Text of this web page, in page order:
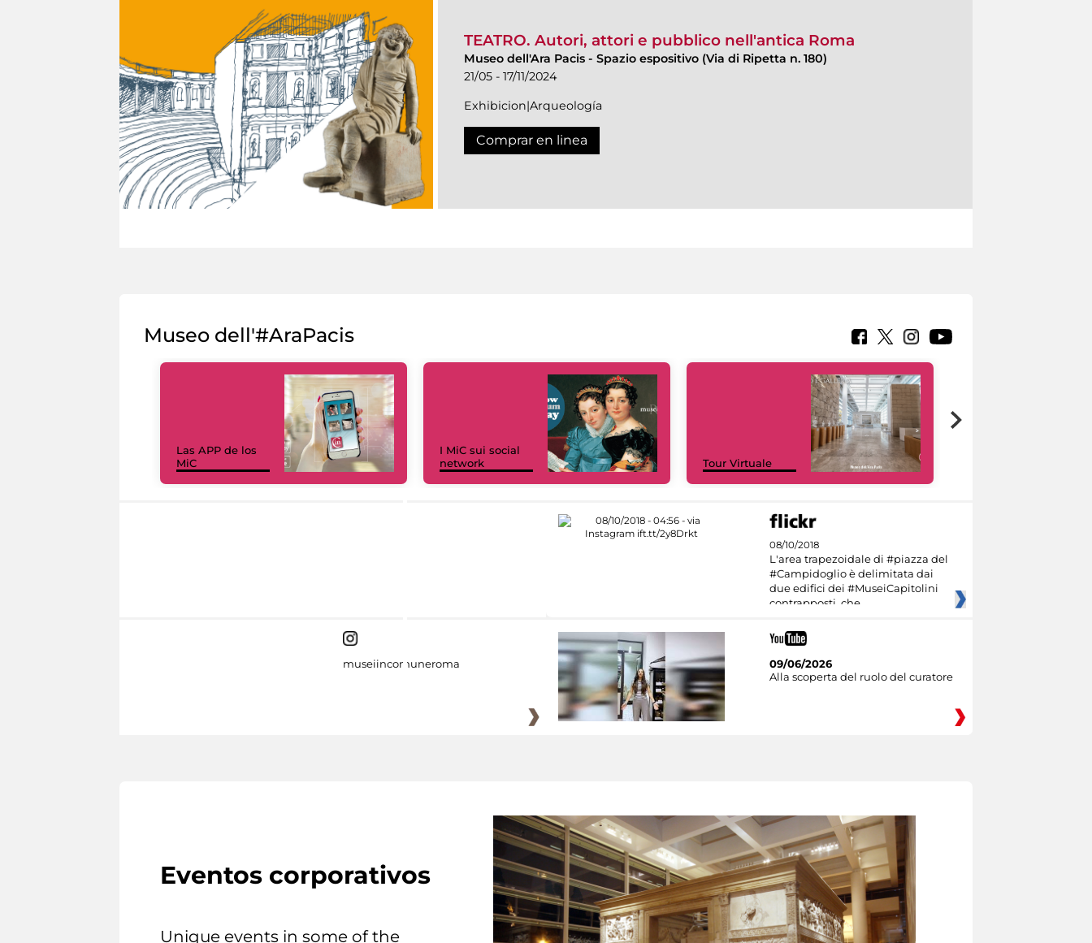
TEATRO. Autori, attori e pubblico nell'antica Roma
Museo dell'Ara Pacis - Spazio espositivo (Via di Ripetta n. 180)
21/05 - 17/11/2024
Exhibicion|Arqueología
Comprar en linea
Museo dell'#AraPacis
Las APP de los
MiC
I MiC sui social
network
Tour Virtuale
08/10/2018
L'area trapezoidale di #piazza del
#Campidoglio è delimitata dai
due edifici dei #MuseiCapitolini
contrapposti, che
museiincomuneroma
09/06/2026
Alla scoperta del ruolo del curatore
Eventos corporativos
Unique events in some of the